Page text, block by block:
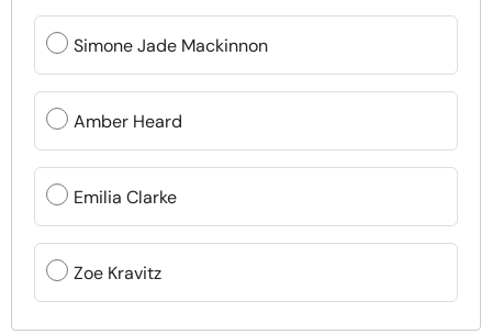
Simone Jade Mackinnon
Amber Heard
Emilia Clarke
Zoe Kravitz